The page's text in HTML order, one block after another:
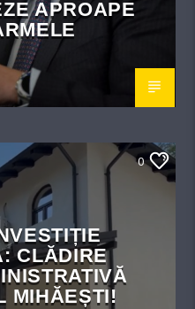
APROAPE
0
CLĂDIRE
MIHĂEȘTI!​